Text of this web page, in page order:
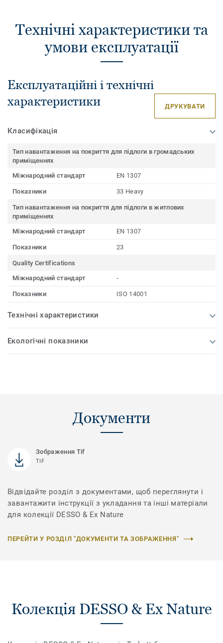
Технічні характеристики та
умови експлуатації
Експлуатаційні і технічні
характеристики
ДРУКУВАТИ
Класифікація
Тип навантаження на покриття для підлоги в громадських
приміщеннях
Міжнародний стандарт
EN 1307
Показники 33 Heavy
Тип навантаження на покриття для підлоги в житлових
приміщеннях
Міжнародний стандарт
EN 1307
Показники 23
Quality Certifications
Міжнародний стандарт
-
Показники ISO 14001
Технічні характеристики
Екологічні показники
Документи
Зображення Tif
TIF
Відвідайте розділ з документами, щоб переглянути і
завантажити інструкції з укладання та інші матеріали
для колекції DESSO & Ex Nature
ПЕРЕЙТИ У РОЗДІЛ "ДОКУМЕНТИ ТА ЗОБРАЖЕННЯ"
Колекція DESSO & Ex Nature